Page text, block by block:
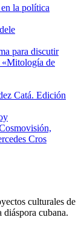
la política
para discutir
«Mitología de
Catá. Edición
Cros
culturales de
cubana.